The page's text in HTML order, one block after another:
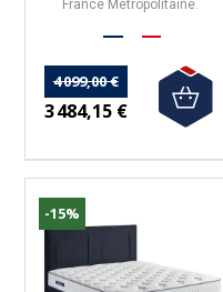
France Métropolitaine.
4 099,00 €
3 484,15 €
-15%